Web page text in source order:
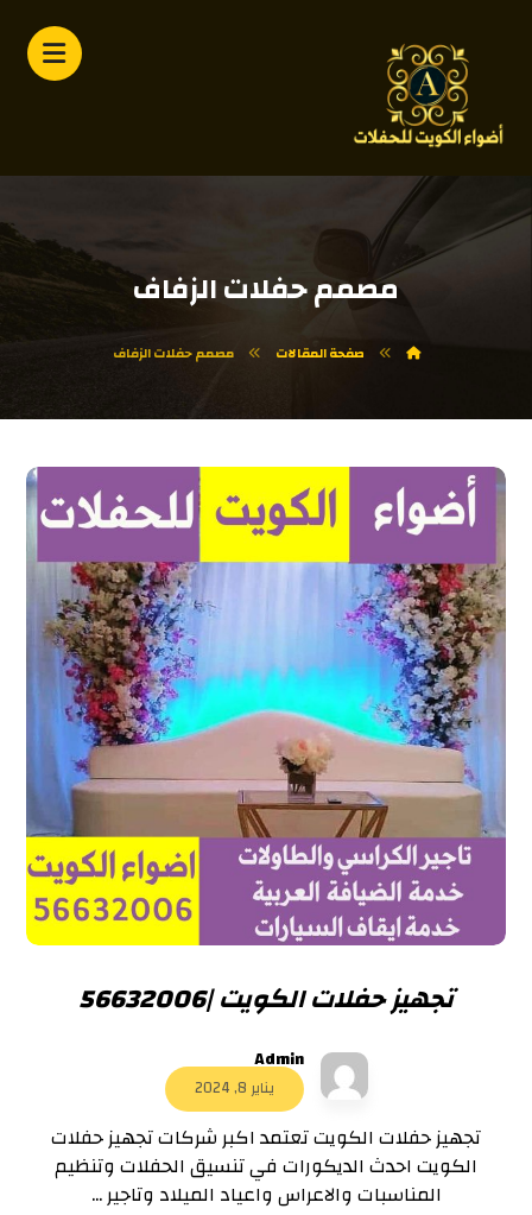
مصمم حفلات الزفاف
صفحة المقالات مصمم حفلات الزفاف
تجهيز حفلات الكويت |56632006
Admin
يناير 8, 2024
تجهيز حفلات الكويت تعتمد اكبر شركات تجهيز حفلات
الكويت احدث الديكورات في تنسيق الحفلات وتنظيم
المناسبات والاعراس واعياد الميلاد وتاجير ...